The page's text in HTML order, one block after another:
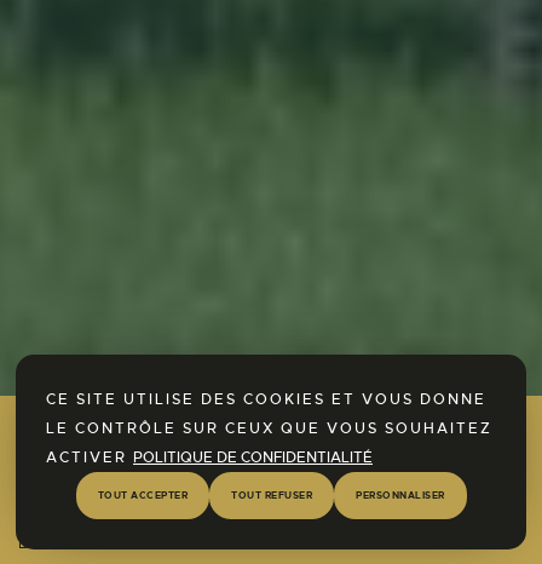
STANDARD
Découvrez dès à présent notre espace
CE SITE UTILISE DES COOKIES ET VOUS DONNE
LE CONTRÔLE SUR CEUX QUE VOUS SOUHAITEZ
ACTIVER POLITIQUE DE CONFIDENTIALITÉ
TOUT ACCEPTER TOUT REFUSER PERSONNALISER